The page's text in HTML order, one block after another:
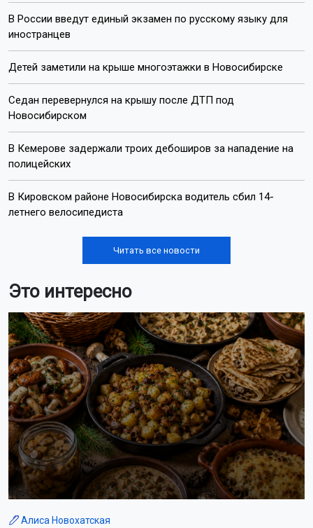
В России введут единый экзамен по русскому языку для
иностранцев
Детей заметили на крыше многоэтажки в Новосибирске
Седан перевернулся на крышу после ДТП под
Новосибирском
В Кемерове задержали троих дебоширов за нападение на
полицейских
В Кировском районе Новосибирска водитель сбил 14-
летнего велосипедиста
Читать все новости
Это интересно
Алиса Новохатская